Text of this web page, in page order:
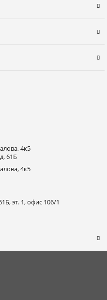
4к5
61Б
4к5
эт. 1, офис 106/1